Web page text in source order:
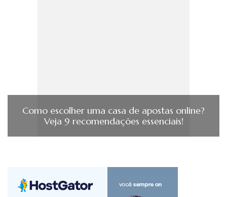
Como escolher uma casa de apostas online?
Veja 9 recomendações essenciais!